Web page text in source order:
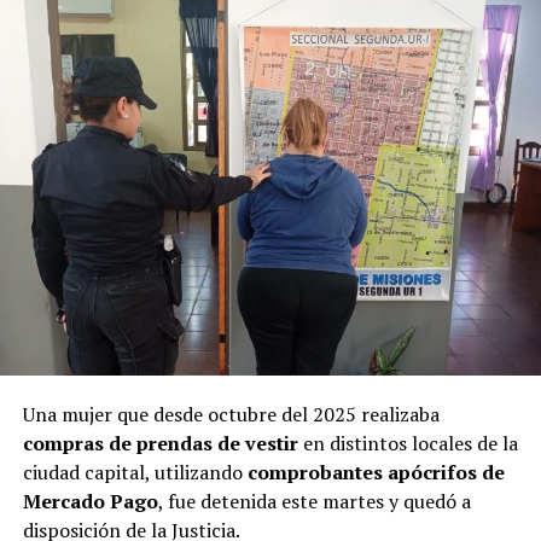
considerar que la mujer pudo haber dejado de alimentar
a su hija en forma deliberada.
Ramírez junto al defensor oficial Miguel Ángel Varela.
“Una nena encerrada que llora”
Una mujer que desde octubre del 2025 realizaba
compras de prendas de vestiren distintos locales de la
ciudad capital, utilizando comprobantes apócrifos de
Mercado Pago, fue detenida este martes y quedó a
disposición de la Justicia.